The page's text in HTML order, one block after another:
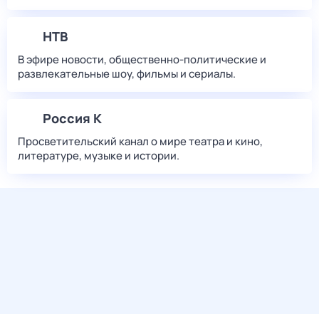
НТВ
В эфире новости, общественно-политические и
развлекательные шоу, фильмы и сериалы.
Россия К
Просветительский канал о мире театра и кино,
литературе, музыке и истории.